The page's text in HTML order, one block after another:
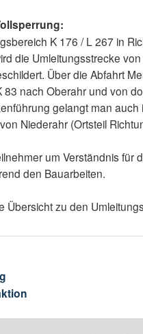
K 176 / L 267 in
die Umleitungsstrecke
Über die Abfahrt
nach Oberahr und von
gelangt man
Niederahr (Ortsteil
um Verständnis für
den Bauarbeiten.
Übersicht zu den